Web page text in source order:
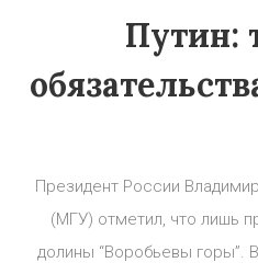
Путин:
Президент России
(МГУ) отметил, что лишь
долины “Воробьевы горы”.